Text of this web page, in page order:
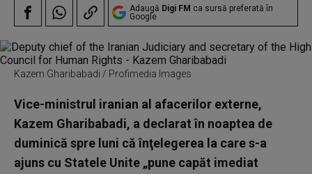
Adaugă Digi FM ca sursă preferată în
Google
Kazem Gharibabadi / Profimedia Images
Vice-ministrul iranian al afacerilor externe,
Kazem Gharibabadi, a declarat în noaptea de
duminică spre luni că înţelegerea la care s-a
ajuns cu Statele Unite „pune capăt imediat